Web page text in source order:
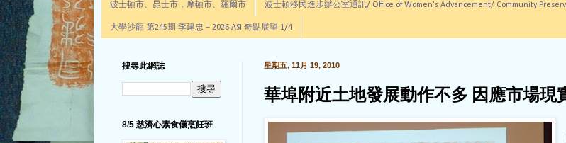
波士頓市、昆士市，摩頓市、羅爾市 波士頓移民進步辦公室通訊/ Office of Women's Advancement/ Community
大學沙龍 第245期 李建忠－2026 ASI 奇點展望 1/4
星期五, 11月 19, 2010
華埠附近土地發展動作不多 因應市場現
搜尋此網誌
8/5 慈濟心素食儀烹飪班